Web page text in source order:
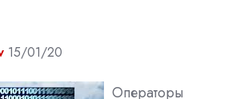
15/01/20
Операторы